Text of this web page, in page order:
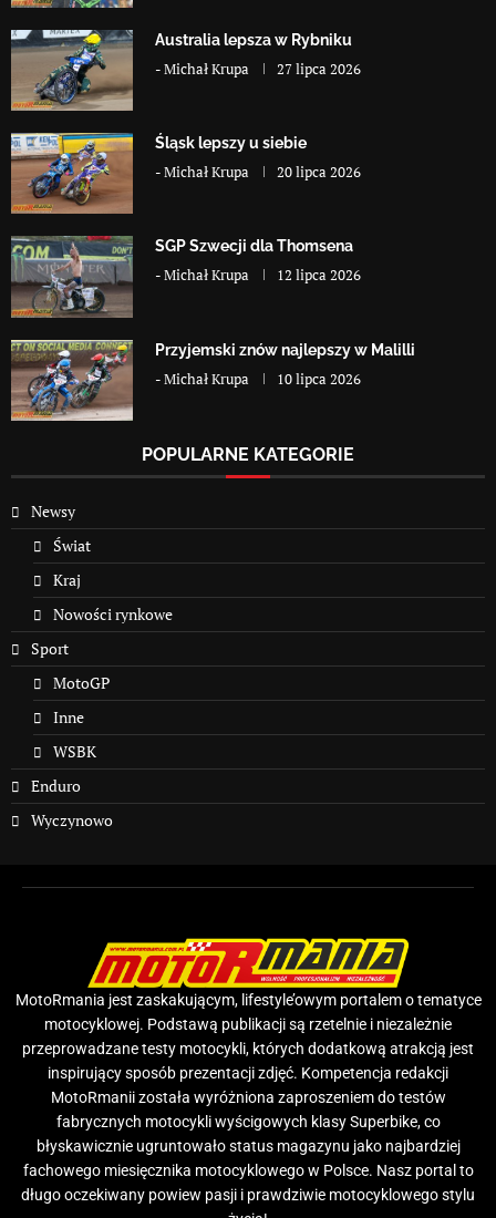
Australia lepsza w Rybniku
-Michał Krupa 27 lipca 2026
Śląsk lepszy u siebie
-Michał Krupa 20 lipca 2026
SGP Szwecji dla Thomsena
-Michał Krupa 12 lipca 2026
Przyjemski znów najlepszy w Malilli
-Michał Krupa 10 lipca 2026
POPULARNE KATEGORIE
Newsy
Świat
Kraj
Nowości rynkowe
Sport
MotoGP
Inne
WSBK
Enduro
Wyczynowo
MotoRmania jest zaskakującym, lifestyle’owym portalem o tematyce
motocyklowej. Podstawą publikacji są rzetelnie i niezależnie
przeprowadzane testy motocykli, których dodatkową atrakcją jest
inspirujący sposób prezentacji zdjęć. Kompetencja redakcji
MotoRmanii została wyróżniona zaproszeniem do testów
fabrycznych motocykli wyścigowych klasy Superbike, co
błyskawicznie ugruntowało status magazynu jako najbardziej
fachowego miesięcznika motocyklowego w Polsce. Nasz portal to
długo oczekiwany powiew pasji i prawdziwie motocyklowego stylu